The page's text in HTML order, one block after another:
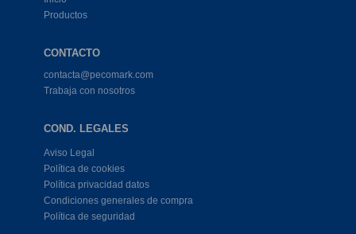
Productos
CONTACTO
contacta@pecomark.com
Trabaja con nosotros
COND. LEGALES
Aviso Legal
Política de cookies
Política privacidad datos
Condiciones generales de compra
Política de seguridad